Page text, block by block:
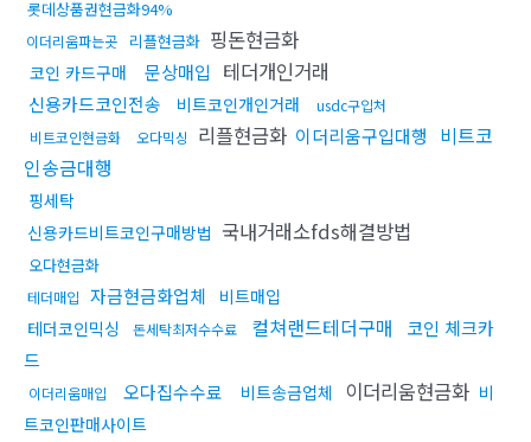
롯데상품권현금화94%
이더리움파는곳 리플현금화 핑돈현금화
코인 카드구매 문상매입 테더개인거래
신용카드코인전송 비트코인개인거래
usdc구입처
비트코인현금화
오다믹싱 리플현금화 이더리움구입대행
비트코
인송금대행
핑세탁
신용카드비트코인구매방법 국내거래소fds해결방법
오다현금화
테더매입 자금현금화업체
비트매입
테더코인믹싱
돈세탁최저수수료 컬쳐랜드테더구매
코인 체크카
드
이더리움매입 오다집수수료 비트송금업체 이더리움현금화 비
트코인판매사이트